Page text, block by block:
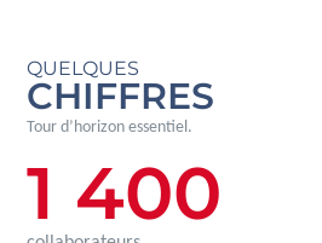
QUELQUES
CHIFFRES
Tour d’horizon essentiel.
1 400